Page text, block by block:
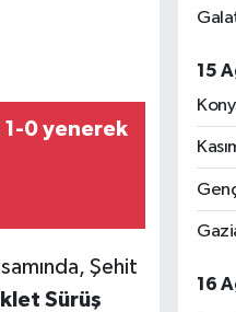
1-0 yenerek
Şehit
Sürüş
15
16